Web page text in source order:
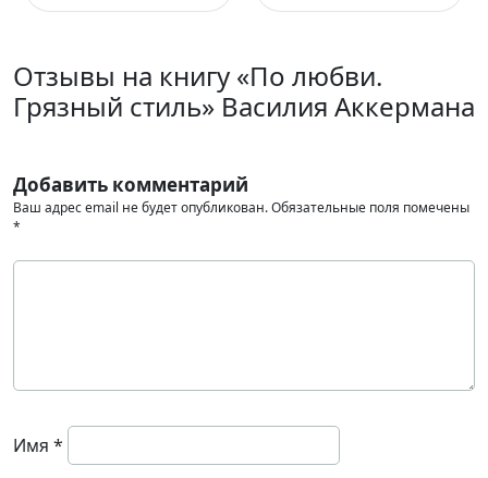
Отзывы на книгу «По любви.
Грязный стиль» Василия Аккермана
Добавить комментарий
Ваш адрес email не будет опубликован.Обязательные поля помечены
*
Имя *